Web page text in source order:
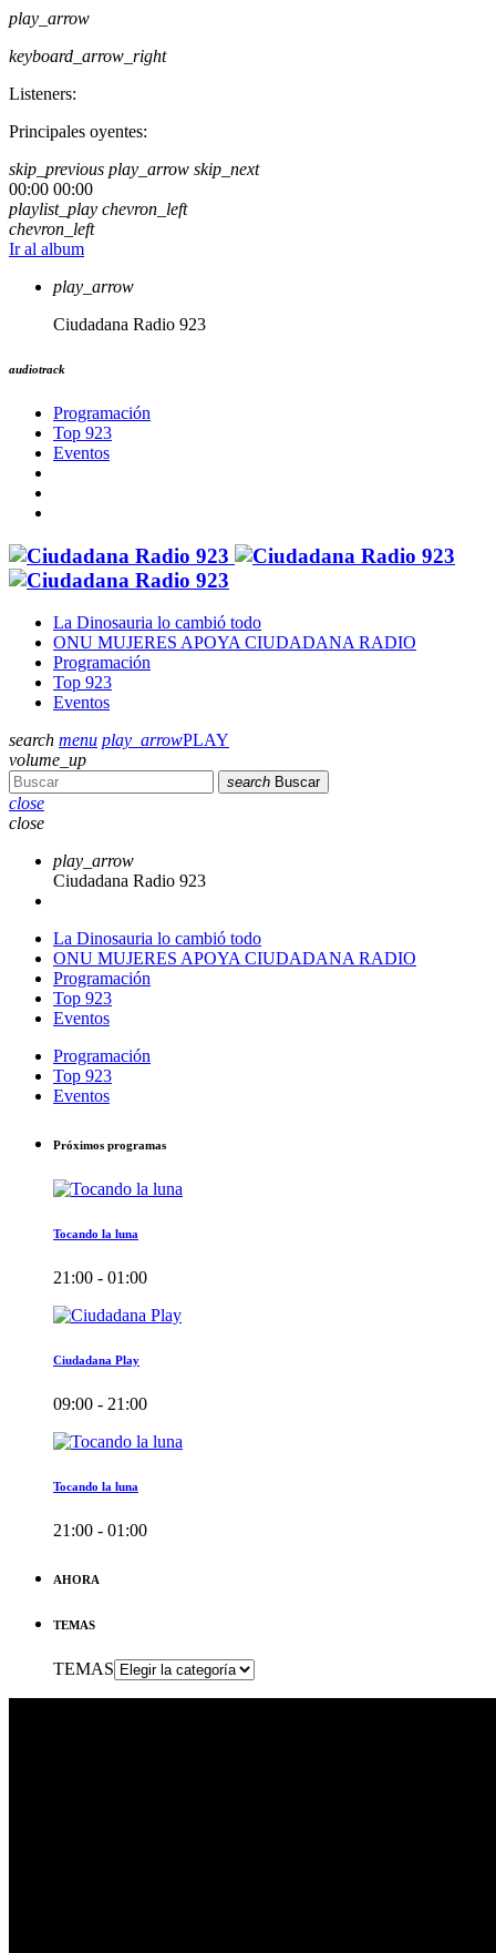
play_arrow
keyboard_arrow_right
Listeners:
Principales oyentes:
skip_previous play_arrow skip_next
00:00 00:00
playlist_play chevron_left
chevron_left
Ir al album
play_arrow
Ciudadana Radio 923
audiotrack
Programación
Top 923
Eventos
La Dinosauria lo cambió todo
ONU MUJERES APOYA CIUDADANA RADIO
Programación
Top 923
Eventos
search menu play_arrowPLAY
volume_up
search Buscar
close
close
play_arrow
Ciudadana Radio 923
La Dinosauria lo cambió todo
ONU MUJERES APOYA CIUDADANA RADIO
Programación
Top 923
Eventos
Programación
Top 923
Eventos
Próximos programas
Tocando la luna
21:00 - 01:00
Ciudadana Play
09:00 - 21:00
Tocando la luna
21:00 - 01:00
AHORA
TEMAS
TEMAS